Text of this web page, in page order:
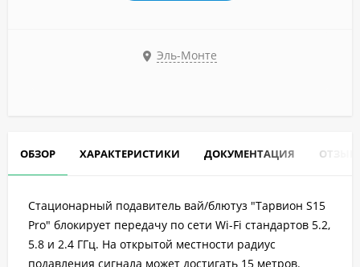
Эль-Монте
ОБЗОР ХАРАКТЕРИСТИКИ ДОКУМЕНТАЦИЯ
Стационарный подавитель вай/блютуз "Тарвион S15
Pro" блокирует передачу по сети Wi-Fi стандартов 5.2,
5.8 и 2.4 ГГц. На открытой местности радиус
подавления сигнала может достигать 15 метров.